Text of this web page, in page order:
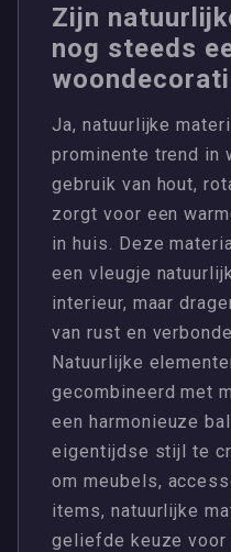
Zijn
nog steeds
Ja, natuurlijke
prominente trend in
gebruik van hout,
zorgt voor een
in huis. Deze
een vleugje
interieur, maar
van rust en
Natuurlijke
gecombineerd met
een harmonieuze
eigentijdse stijl te
om meubels,
items, natuurlijke
geliefde keuze